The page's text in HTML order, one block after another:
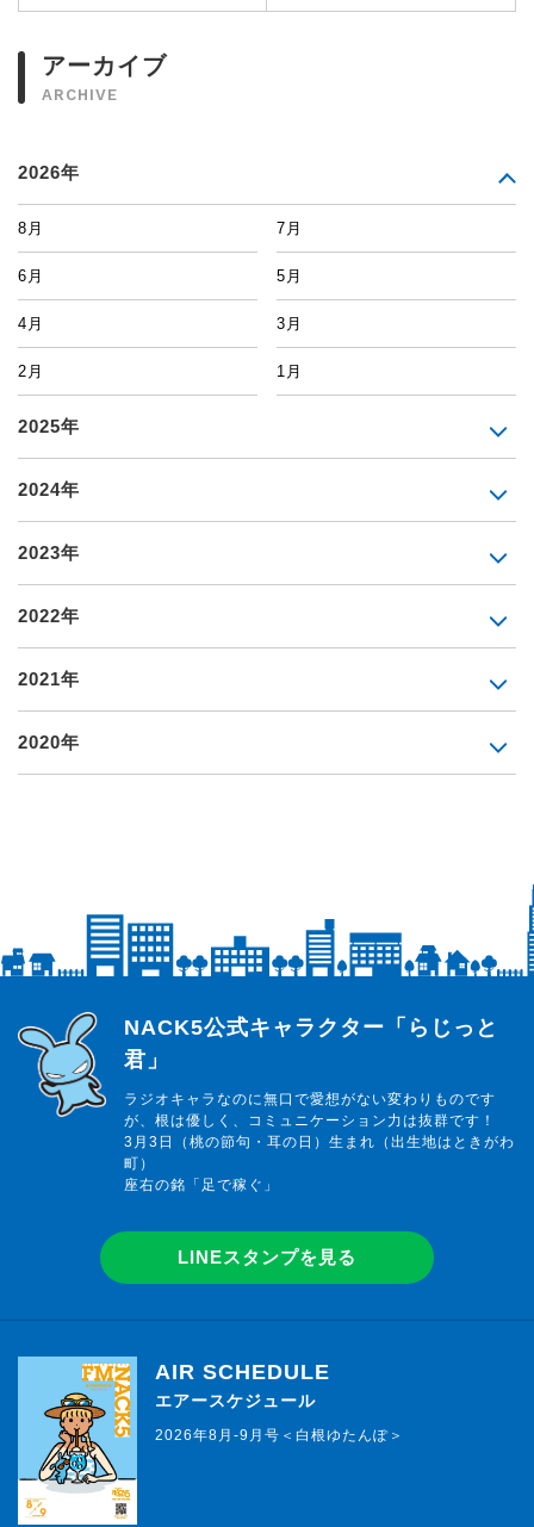
アーカイブ
ARCHIVE
2026年
8月 7月
6月 5月
4月 3月
2月 1月
2025年
2024年
2023年
2022年
2021年
2020年
らじっと君
NACK5公式キャラクター「らじっと
君」
ラジオキャラなのに無口で愛想がない変わりものです
が、根は優しく、コミュニケーション力は抜群です！
3月3日（桃の節句・耳の日）生まれ（出生地はときがわ
町）
座右の銘「足で稼ぐ」
LINEスタンプを見る
AIR SCHEDULE
エアースケジュール
2026年8月-9月号＜白根ゆたんぽ＞